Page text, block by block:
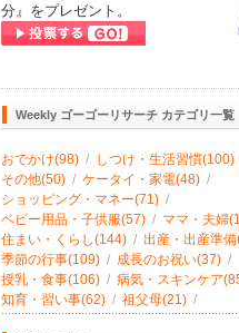
分』をプレゼント。
Weekly ゴーゴーリサーチ カテゴリ一覧
おでかけ(98)/ しつけ・生活習慣(100)
その他(50)/ ケータイ・家電(48)/
ショッピング・マネー(71)/
ベビー用品・子供服(57)/ ママ・夫婦
住まい・くらし(144)/ 出産・出産準
季節の行事(109)/ 成長のお祝い(37)/
授乳・食事(106)/ 病気・スキンケア
知育・習い事(62)/ 祖父母(21)/